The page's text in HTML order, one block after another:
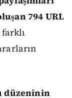
794 URL
farklı
düzeninin